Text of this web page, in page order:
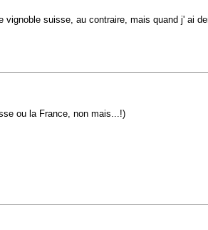
suisse, au contraire, mais quand j' ai
ou la France, non mais...!)